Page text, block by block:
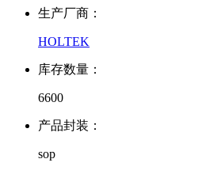
生产厂商：
HOLTEK
库存数量：
6600
产品封装：
sop